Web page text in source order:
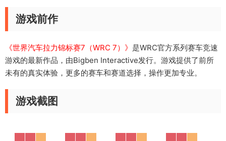
游戏前作
《世界汽车拉力锦标赛7（WRC 7）》 是WRC官方系列赛车竞速
游戏的最新作品，由Bigben Interactive发行。游戏提供了前所
未有的真实体验，更多的赛车和赛道选择，操作更加专业。
游戏截图